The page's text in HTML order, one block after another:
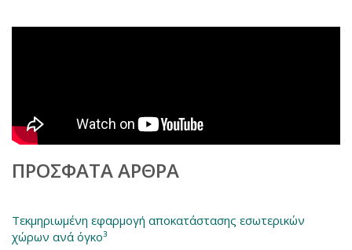
ΠΡΌΣΦΑΤΑ ΆΡΘΡΑ
Τεκμηριωμένη εφαρμογή αποκατάστασης εσωτερικών
χώρων ανά όγκο³